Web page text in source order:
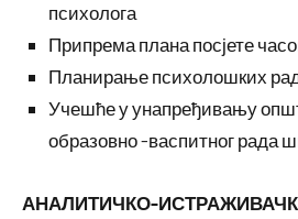
психолога
Припрема плана посјете
Планирање психолошких
Учешће у унапређивању
образовно -васпитног рада
АНАЛИТИЧКО-